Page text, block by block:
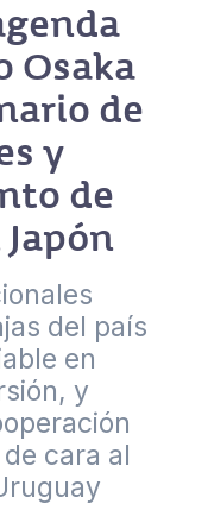
Osaka
de
y
de
del país
en
y
cara al